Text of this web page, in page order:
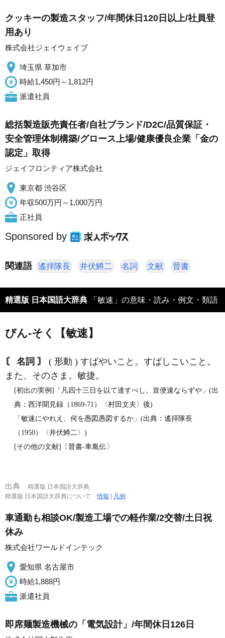
クッキーの製造スタッフ/年間休日120日以上/社員登
用あり
株式会社ジェイウェイブ
埼玉県 草加市
時給1,450円～1,812円
派遣社員
総括製造販売責任者/自社ブランド/D2C/品質保証・
安全管理体制構築/グロース上場/健康優良企業「金の
認定」取得
ジェイフロンティア株式会社
東京都 渋谷区
年収500万円～1,000万円
正社員
Sponsored by
関連語 遙拝隊長 井伏鱒二 名詞 文献 晉書
精選版 日本国語大辞典 「敏速」の意味・読み・例文・類語
びん‐そく【敏速】
〘 名詞 〙
( 形動 ) すばやいこと。すばしこいこと。
また、そのさま。敏捷。
[初出の実例]「凡四十三日を以て達すべし、豈便速ならずや」(出
典：西洋聞見録（1869‐71）〈村田文夫〉後)
「敏速にやれえ、何を愚図愚図するか」(出典：遙拝隊長
（1950）〈井伏鱒二〉)
[その他の文献]〔晉書‐車胤伝〕
出典
精選版 日本国語大辞典
精選版 日本国語大辞典について情報 凡例
車通勤も相談OK/製造工場での軽作業/2交替/土日祝
休み
株式会社ワールドインテック
愛知県 名古屋市
時給1,888円
派遣社員
即席麺製造機械の「電気設計」/年間休日126日